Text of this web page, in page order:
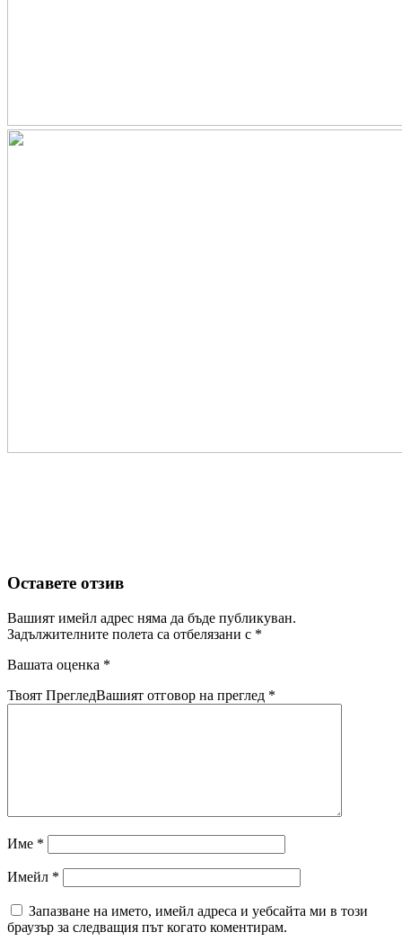
Оставете отзив
Вашият имейл адрес няма да бъде публикуван.
Задължителните полета са отбелязани с *
Вашата оценка *
Твоят ПрегледВашият отговор на преглед *
Име *
Имейл *
Запазване на името, имейл адреса и уебсайта ми в този
браузър за следващия път когато коментирам.